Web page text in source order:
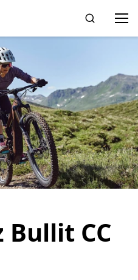
Bullit CC
zum Suchen